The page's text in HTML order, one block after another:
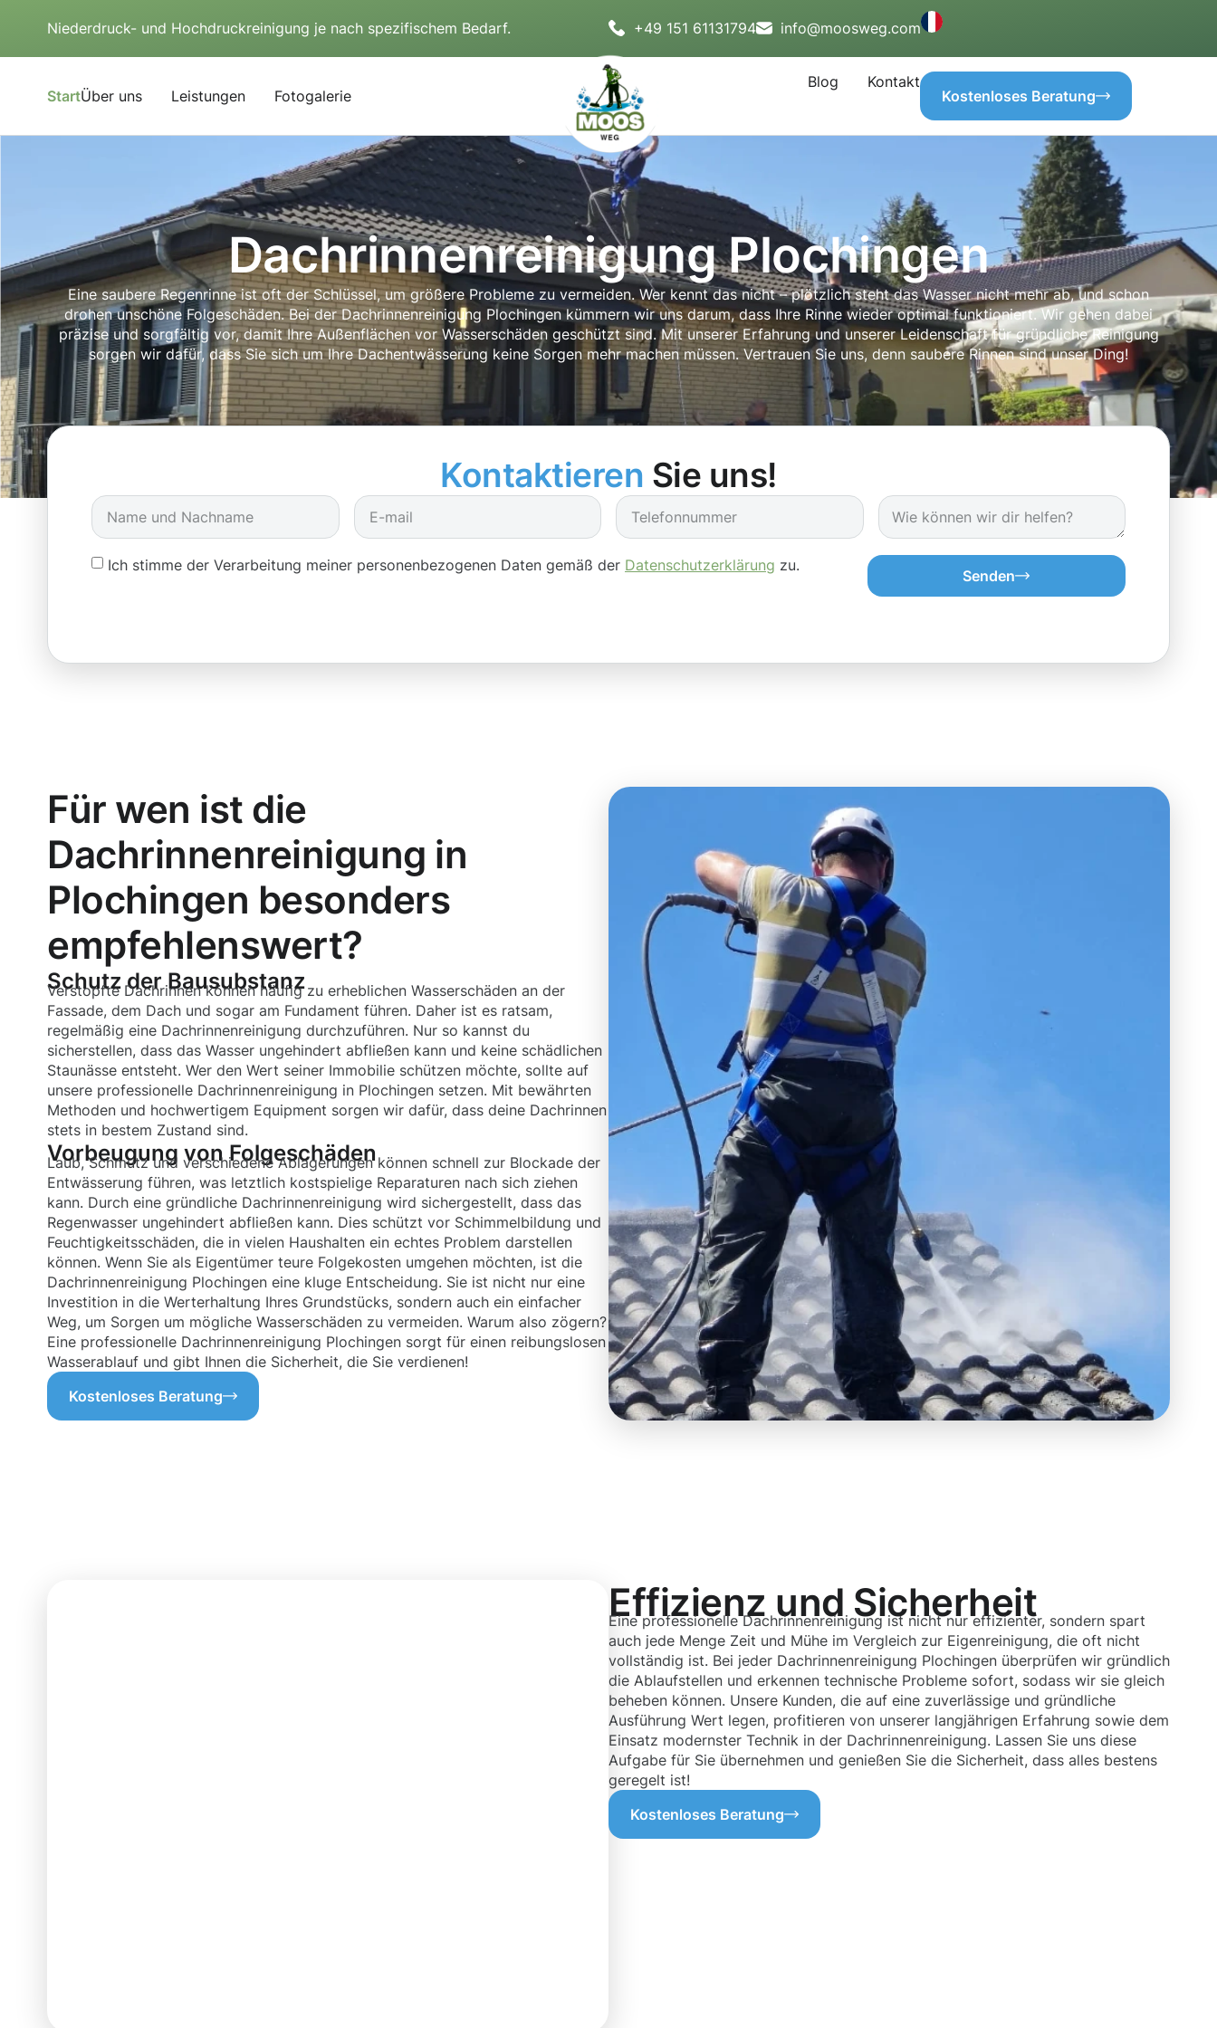
Niederdruck- und Hochdruckreinigung je nach spezifischem Bedarf. +49 151 61131794 info@moosweg.com
StartÜber uns Leistungen Fotogalerie
Blog
Kontakt
Kostenloses Beratung
Dachrinnenreinigung Plochingen
Eine saubere Regenrinne ist oft der Schlüssel, um größere Probleme zu vermeiden. Wer kennt das nicht – plötzlich steht das Wasser nicht mehr ab, und schon
drohen unschöne Folgeschäden. Bei der Dachrinnenreinigung Plochingen kümmern wir uns darum, dass Ihre Rinne wieder optimal funktioniert. Wir gehen dabei
präzise und sorgfältig vor, damit Ihre Außenflächen vor Wasserschäden geschützt sind. Mit unserer Erfahrung und unserer Leidenschaft für gründliche Reinigung
sorgen wir dafür, dass Sie sich um Ihre Dachentwässerung keine Sorgen mehr machen müssen. Vertrauen Sie uns, denn saubere Rinnen sind unser Ding!
Kontaktieren Sie uns!
Ich stimme der Verarbeitung meiner personenbezogenen Daten gemäß der Datenschutzerklärung zu.
Senden
Für wen ist die
Dachrinnenreinigung in
Plochingen besonders
empfehlenswert?
Schutz der Bausubstanz
Verstopfte Dachrinnen können häufig zu erheblichen Wasserschäden an der
Fassade, dem Dach und sogar am Fundament führen. Daher ist es ratsam,
regelmäßig eine Dachrinnenreinigung durchzuführen. Nur so kannst du
sicherstellen, dass das Wasser ungehindert abfließen kann und keine schädlichen
Staunässe entsteht. Wer den Wert seiner Immobilie schützen möchte, sollte auf
unsere professionelle Dachrinnenreinigung in Plochingen setzen. Mit bewährten
Methoden und hochwertigem Equipment sorgen wir dafür, dass deine Dachrinnen
stets in bestem Zustand sind.
Vorbeugung von Folgeschäden
Laub, Schmutz und verschiedene Ablagerungen können schnell zur Blockade der
Entwässerung führen, was letztlich kostspielige Reparaturen nach sich ziehen
kann. Durch eine gründliche Dachrinnenreinigung wird sichergestellt, dass das
Regenwasser ungehindert abfließen kann. Dies schützt vor Schimmelbildung und
Feuchtigkeitsschäden, die in vielen Haushalten ein echtes Problem darstellen
können. Wenn Sie als Eigentümer teure Folgekosten umgehen möchten, ist die
Dachrinnenreinigung Plochingen eine kluge Entscheidung. Sie ist nicht nur eine
Investition in die Werterhaltung Ihres Grundstücks, sondern auch ein einfacher
Weg, um Sorgen um mögliche Wasserschäden zu vermeiden. Warum also zögern?
Eine professionelle Dachrinnenreinigung Plochingen sorgt für einen reibungslosen
Wasserablauf und gibt Ihnen die Sicherheit, die Sie verdienen!
Kostenloses Beratung
Effizienz und Sicherheit
Eine professionelle Dachrinnenreinigung ist nicht nur effizienter, sondern spart
auch jede Menge Zeit und Mühe im Vergleich zur Eigenreinigung, die oft nicht
vollständig ist. Bei jeder Dachrinnenreinigung Plochingen überprüfen wir gründlich
die Ablaufstellen und erkennen technische Probleme sofort, sodass wir sie gleich
beheben können. Unsere Kunden, die auf eine zuverlässige und gründliche
Ausführung Wert legen, profitieren von unserer langjährigen Erfahrung sowie dem
Einsatz modernster Technik in der Dachrinnenreinigung. Lassen Sie uns diese
Aufgabe für Sie übernehmen und genießen Sie die Sicherheit, dass alles bestens
geregelt ist!
Kostenloses Beratung